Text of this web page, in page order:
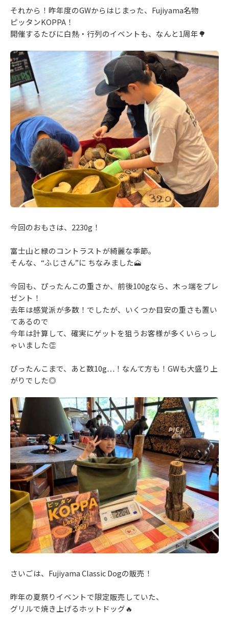
それから！昨年度のGWからはじまった、Fujiyama名物
ピッタンKOPPA！
開催するたびに白熱・行列のイベントも、なんと1周年🌳
今回のおもさは、2230g！
富士山と緑のコントラストが綺麗な季節。
そんな、“ふじさん”に ちなみました🗻
今回も、ぴったんこの重さか、前後100gなら、木っ端をプレ
ゼント！
去年は感覚派が多数！でしたが、いくつか目安の重さも置い
てあるので
今年は計算して、確実にゲットを狙うお客様が多くいらっし
ゃいました👏
ぴったんこまで、あと数10g…！なんて方も！GWも大盛り上
がりでした◎
さいごは、Fujiyama Classic Dogの販売！
昨年の夏祭りイベントで限定販売していた、
グリルで焼き上げるホットドッグ🔥